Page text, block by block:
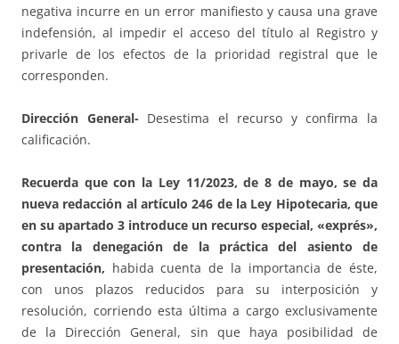
negativa incurre en un error manifiesto y causa una grave
indefensión, al impedir el acceso del título al Registro y
privarle de los efectos de la prioridad registral que le
corresponden.
Dirección General- Desestima el recurso y confirma la
calificación.
Recuerda que con la Ley 11/2023, de 8 de mayo, se da
nueva redacción al artículo 246 de la Ley Hipotecaria, que
en su apartado 3 introduce un recurso especial, «exprés»,
contra la denegación de la práctica del asiento de
presentación, habida cuenta de la importancia de éste,
con unos plazos reducidos para su interposición y
resolución, corriendo esta última a cargo exclusivamente
de la Dirección General, sin que haya posibilidad de